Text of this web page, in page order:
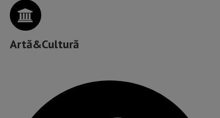
Artă&Cultură